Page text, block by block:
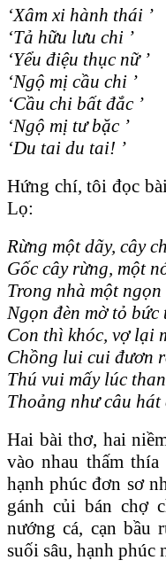
‘Xâm xi hành thái ’
‘Tả hữu lưu chi ’
‘Yểu điệu thục nữ ’
‘Ngộ mị cầu chi ’
‘Cầu chi bất đắc ’
‘Ngộ mị tư bặc ’
‘Du tai du tai! ’
Hứng chí, tôi đọc
Lọ:
Rừng một dãy, cây
Gốc cây rừng, một
Trong nhà một ngọn
Ngọn đèn mờ tỏ
Con thì khóc, vợ lại
Chồng lui cui đươn
Thú vui mấy lúc
Thoảng như câu
Hai bài thơ, hai
vào nhau thấm
hạnh phúc đơn sơ
gánh củi bán chợ
nướng cá, cạn bầu
suối sâu, hạnh phúc